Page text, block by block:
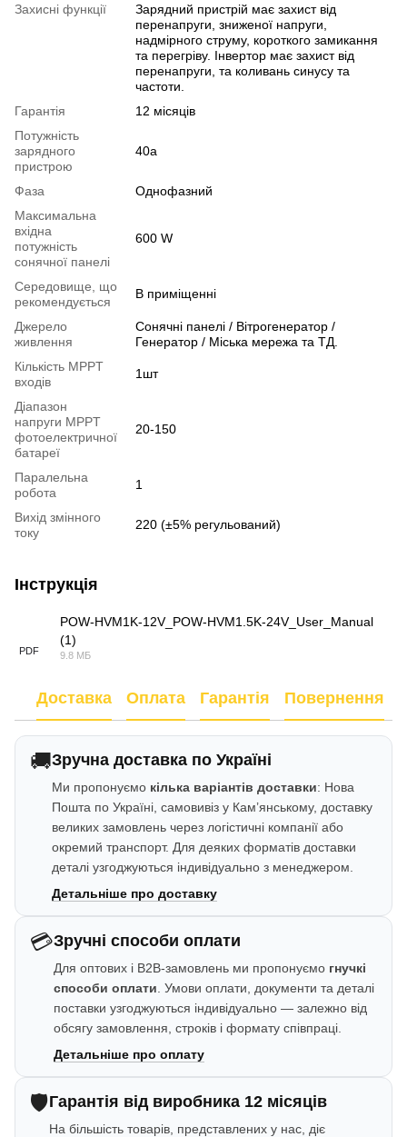
Захисні функції
Зарядний пристрій має захист від
перенапруги, зниженої напруги,
надмірного струму, короткого замикання
та перегріву. Інвертор має захист від
перенапруги, та коливань синусу та
частоти.
Гарантія
12 місяців
Потужність
зарядного
пристрою
40а
Фаза
Однофазний
Максимальна
вхідна
потужність
сонячної панелі
600 W
Середовище, що
рекомендується
В приміщенні
Джерело
живлення
Сонячні панелі / Вітрогенератор /
Генератор / Міська мережа та ТД.
Кількість MPPT
входів
1шт
Діапазон
напруги MPPT
фотоелектричної
батареї
20-150
Паралельна
робота
1
Вихід змінного
току
220 (±5% регульований)
Інструкція
PDF
POW-HVM1K-12V_POW-HVM1.5K-24V_User_Manual
(1)
9.8 МБ
Доставка Оплата Гарантія Повернення
🚚Зручна доставка по Україні
Ми пропонуємо кілька варіантів доставки: Нова
Пошта по Україні, самовивіз у Кам’янському, доставку
великих замовлень через логістичні компанії або
окремий транспорт. Для деяких форматів доставки
деталі узгоджуються індивідуально з менеджером.
Детальніше про доставку
💳Зручні способи оплати
Для оптових і B2B-замовлень ми пропонуємо гнучкі
способи оплати . Умови оплати, документи та деталі
поставки узгоджуються індивідуально — залежно від
обсягу замовлення, строків і формату співпраці.
Детальніше про оплату
🛡️Гарантія від виробника 12 місяців
На більшість товарів, представлених у нас, діє